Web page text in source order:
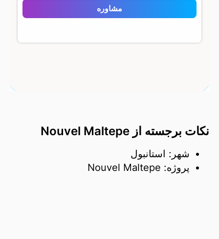
مشاوره
Nouvel Maltepe
نکات برجسته از Nouvel Maltepe
شهر: استانبول
پروژه: Nouvel Maltepe